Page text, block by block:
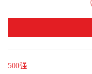
500强